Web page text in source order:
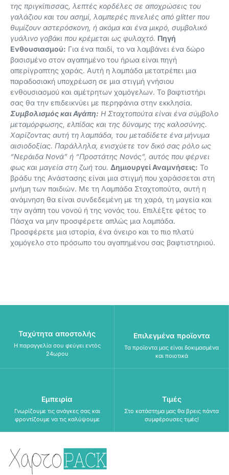
της πριγκίπισσας, λεπτές κορδέλες σε αποχρώσεις του
γαλάζιου και του ασημί, λαμπερές πινελιές από glitter που
θυμίζουν αστερόσκονη, ή ακόμα και ένα μικρό, συμβολικό
γυάλινο γοβάκι που κρέμεται ως φυλαχτό. Πηγή
Ενθουσιασμού: Για ένα παιδί, το να λαμβάνει ένα δώρο
βασισμένο στον αγαπημένο του ήρωα είναι πηγή
απερίγραπτης χαράς. Αυτή η λαμπάδα μετατρέπει μια
παραδοσιακή υποχρέωση σε μια στιγμή γνήσιου
ενθουσιασμού και αμέτρητων χαμόγελων. Το βαφτιστήρι
σας θα την επιδεικνύει με περηφάνια στην εκκλησία.
Συμβολισμός και Αγάπη: Η Σταχτοπούτα είναι ένα σύμβολο
μεταμόρφωσης, ελπίδας και της δύναμης της καλοσύνης.
Χαρίζοντας αυτή τη λαμπάδα, του μεταδίδετε ένα μήνυμα
αισιοδοξίας. Παράλληλα, ενισχύετε τον δικό σας ρόλο ως
“Νεράιδα Νονά” ή “Προστάτης Νονός”, αυτός που φέρνει
φως και μαγεία στη ζωή του. Δημιουργεί Αναμνήσεις: Το
βράδυ της Ανάστασης είναι μια στιγμή που χαράσσεται στη
μνήμη των παιδιών. Με τη Λαμπάδα Σταχτοπούτα, αυτή η
ανάμνηση θα είναι συνδεδεμένη με τη χαρά, τη μαγεία και
την αγάπη του νονού ή της νονάς του. Επιλέξτε φέτος το
Πάσχα να μην προσφέρετε απλώς μια λαμπάδα.
Προσφέρετε μια ιστορία, ένα όνειρο και το πιο πλατύ
χαμόγελο στο πρόσωπο του αγαπημένου σας βαφτιστηριού.
Ταχύτητα αποστολής
Η παραγγελία σου φεύγει εντός
24ωρου
Επιλεγμένα προϊοντα
Τα προϊοντα μας είναι δοκιμασμένα
και ποιοτικά
Εμπειρία
Γνωρίζουμε τις ανάγκες σας και
φροντίζουμε να τις καλύψουμε
Τιμές
Στο κατάστημα μας θα βρεις πάντα
συμφέρουσες τιμές!